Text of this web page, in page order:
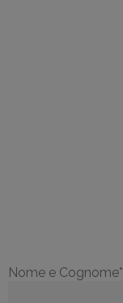
Nome e Cognome*